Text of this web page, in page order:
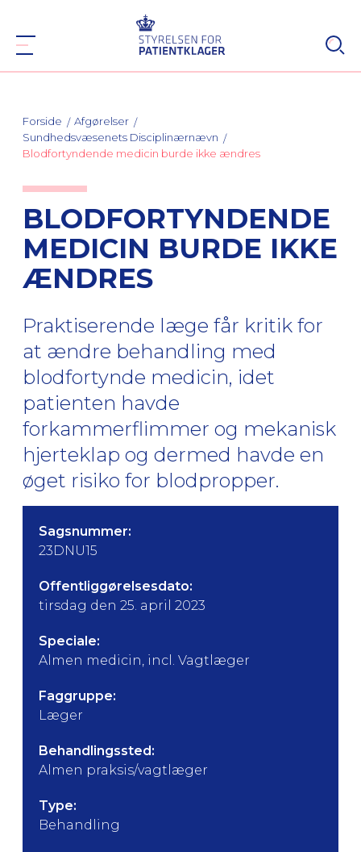
Forside
Afgørelser
Sundhedsvæsenets Disciplinærnævn
Blodfortyndende medicin burde ikke ændres
BLODFORTYNDENDE
MEDICIN BURDE IKKE
ÆNDRES
Praktiserende læge får kritik for
at ændre behandling med
blodfortynde medicin, idet
patienten havde
forkammerflimmer og mekanisk
hjerteklap og dermed havde en
øget risiko for blodpropper.
Sagsnummer:
23DNU15
Offentliggørelsesdato:
tirsdag den 25. april 2023
Speciale:
Almen medicin, incl. Vagtlæger
Faggruppe:
Læger
Behandlingssted:
Almen praksis/vagtlæger
Type:
Behandling